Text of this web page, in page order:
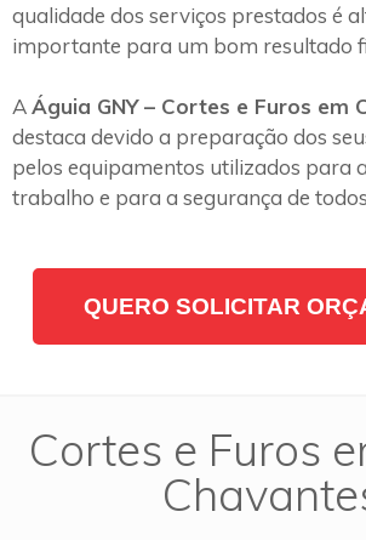
qualidade dos serviços prestados é
importante para um bom resultado
AÁguia GNY – Cortes e Furos em
destaca devido a preparação dos
pelos equipamentos utilizados para
trabalho e para a segurança de
QUERO SOLICITAR
Cortes e Furos